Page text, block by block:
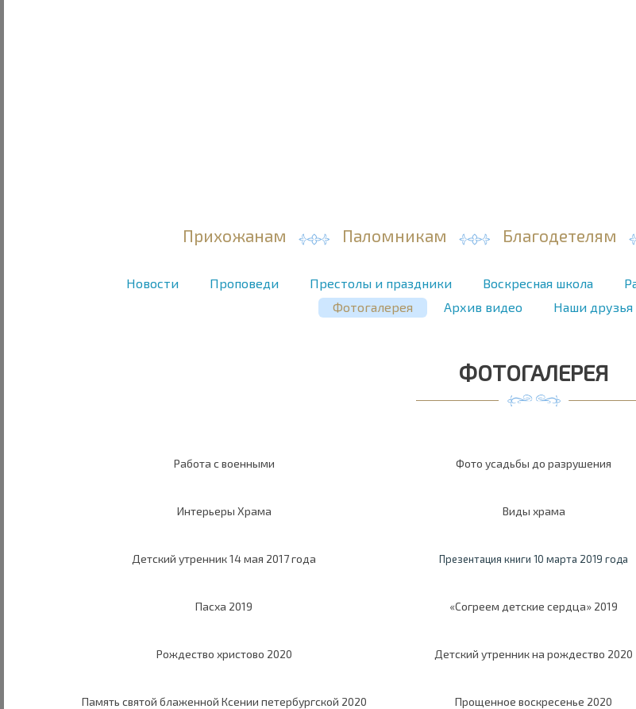
Прихожанам Паломникам Благодетелям
Новости Проповеди Престолы и праздники Воскресная школа
Фотогалерея
Архив видео Наши друзья
ФОТОГАЛЕРЕЯ
Работа с военными Фото усадьбы до разрушения
Интерьеры Храма Виды храма
Детский утренник 14 мая 2017 года Презентация книги 10 марта 2019 года
Пасха 2019 «Согреем детские сердца» 2019
Рождество христово 2020 Детский утренник на рождество 2020
Память святой блаженной Ксении петербургской 2020 Прощенное воскресенье 2020